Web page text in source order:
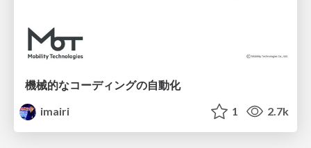
機械的なコーディングの自動化
imairi
1 2.7k